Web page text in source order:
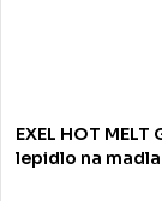
EXEL HOT MELT
lepidlo na